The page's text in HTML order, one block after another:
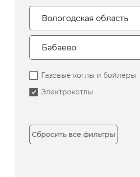
Газовые котлы и бойлеры
Электрокотлы
Сбросить все фильтры